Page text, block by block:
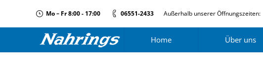
Mo – Fr 8:00 - 17:00 06551-2433 Außerhalb unserer Öffnungszeiten:
Home Über uns